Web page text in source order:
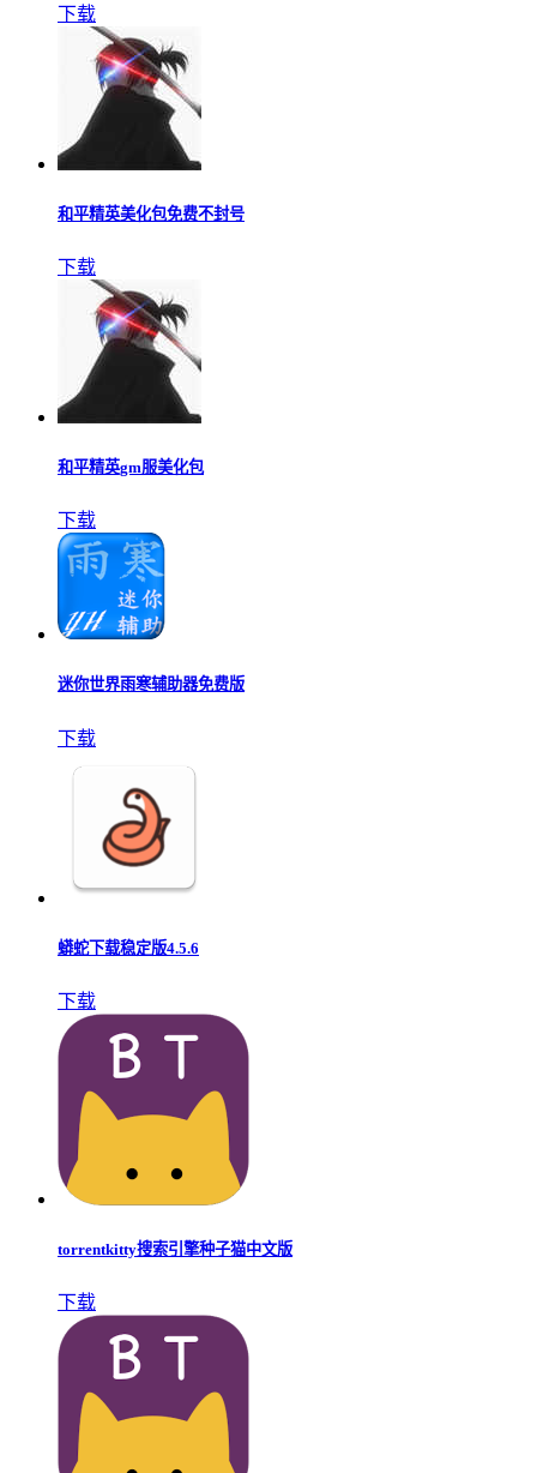
下载
和平精英美化包免费不封号
下载
和平精英gm服美化包
下载
迷你世界雨寒辅助器免费版
下载
蟒蛇下载稳定版4.5.6
下载
torrentkitty搜索引擎种子猫中文版
下载